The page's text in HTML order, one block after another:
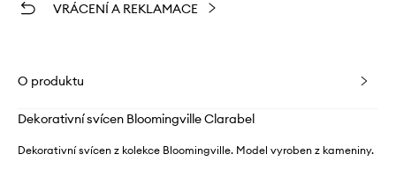
VRÁCENÍ A REKLAMACE
O produktu
Dekorativní svícen Bloomingville Clarabel
Dekorativní svícen z kolekce Bloomingville. Model vyroben z kameniny.